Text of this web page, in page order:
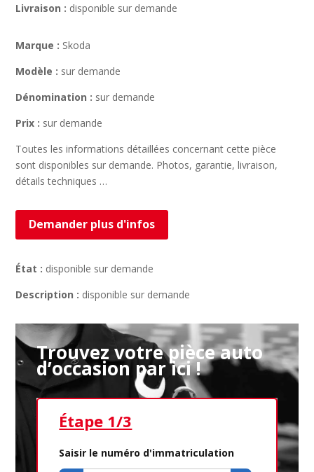
Livraison : disponible sur demande
Marque : Skoda
Modèle : sur demande
Dénomination : sur demande
Prix : sur demande
Toutes les informations détaillées concernant cette pièce
sont disponibles sur demande. Photos, garantie, livraison,
détails techniques …
Demander plus d'infos
État : disponible sur demande
Description : disponible sur demande
Trouvez votre pièce auto
d’occasion par ici !
Étape 1/3
Saisir le numéro d'immatriculation